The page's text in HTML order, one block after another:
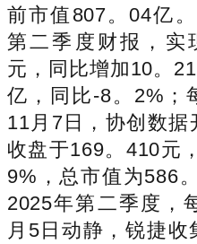
前市值807。04亿
第二季度财报，实
元，同比增加10。
亿，同比-8。2%；
11月7日，协创数据
收盘于169。410元
9%，总市值为586
2025年第二季度，
月5日动静，锐捷收